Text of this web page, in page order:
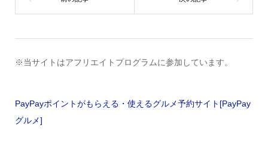
※当サイトはアフリエイトプログラムに参加しています。
PayPayポイントがもらえる・使えるグルメ予約サイト[PayPay
グルメ]